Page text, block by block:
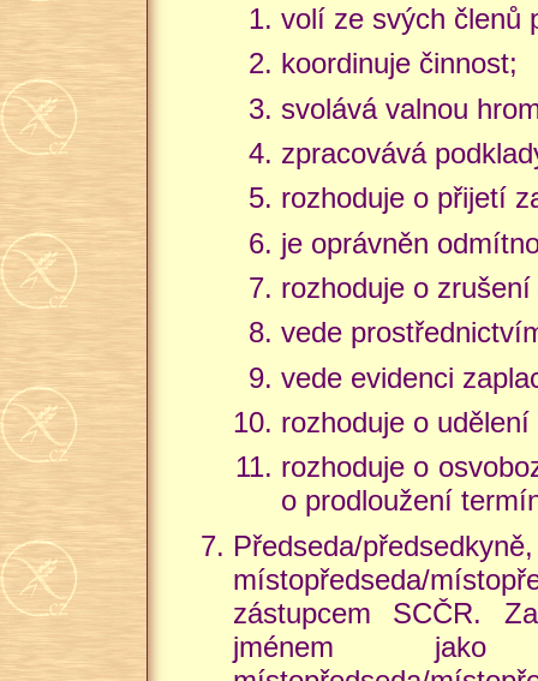
volí ze svých členů
koordinuje činnost;
svolává valnou
zpracovává
rozhoduje o přijetí
je oprávněn
rozhoduje o
vede
vede evidenci
rozhoduje o
rozhoduje o
o prodloužení
Předseda/
místopředseda/
zástupcem SCČR.
jménem jako